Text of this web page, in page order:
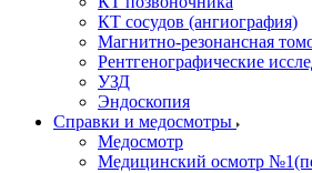
КТ сосудов (ангиография)
Магнитно-резонансная
Рентгенографические
УЗД
Эндоскопия
Справки и медосмотры
Медосмотр
Медицинский осмотр